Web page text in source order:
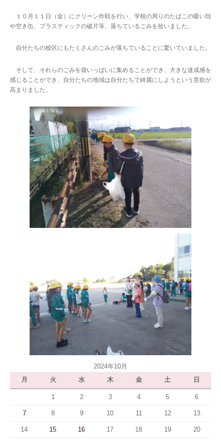
１０月１１日（金）にクリーン作戦を行い、学校の周りのたばこの吸い殻
や空き缶、プラスティックの破片等、落ちているごみを拾いました。
自分たちの校区にもたくさんのごみが落ちていることに驚いていました。
そして、それらのごみを袋いっぱいに集めることができ、大きな達成感を
感じることができ、自分たちの地域は自分たちで綺麗にしようという意欲が
高まりました。
2024年10月
月
火 水 木 金 土 日
1 2 3 4 5 6
7 8 9 10 11 12 13
14 15 16 17 18 19 20